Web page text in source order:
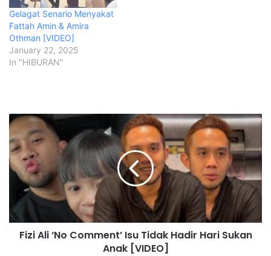
Gelagat Senario Menyakat
Fattah Amin & Amira
Othman [VIDEO]
January 22, 2025
In "HIBURAN"
F
z
i
A
‘
N
Fizi Ali ‘No Comment’ Isu Tidak Hadir Hari Sukan
Anak [VIDEO]